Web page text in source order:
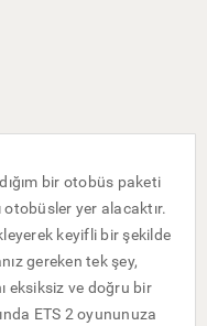
bir otobüs paketi
otobüsler yer alacaktır.
keyifli bir şekilde
gereken tek şey,
eksiksiz ve doğru bir
ETS 2 oyununuza